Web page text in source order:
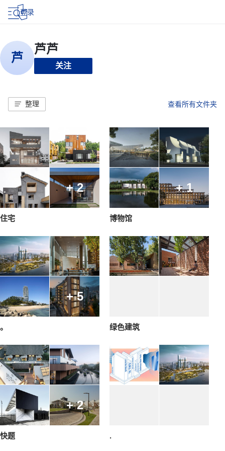
登录
关注
整理 查看所有文件夹
+ 2
住宅
+ 1
博物馆
+ 5
。 绿色建筑
+ 2
快题 .